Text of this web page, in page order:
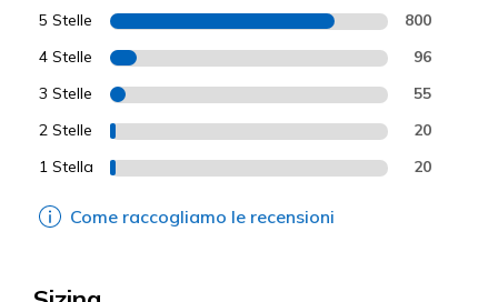
5 Stelle 800
4 Stelle 96
3 Stelle 55
2 Stelle 20
1 Stella 20
Come raccogliamo le recensioni